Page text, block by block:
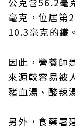
毫克，位居第
10.3毫克的鐵。
因此，營養師
來源較容易被
豬血湯、酸辣
另外，食藥署